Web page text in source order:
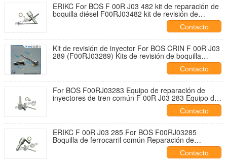
ERIKC For BOS F 00R J03 482 kit de reparación de
boquilla diésel F00RJ03482 kit de revisión de
inyector de combustible F00R J03 482
Contacto
Kit de revisión de inyector For BOS CRIN F 00R J03
289 (F00RJ03289) Kits de revisión de boquilla
Contacto
For BOS F00RJ03283 Equipo de reparación de
inyectores de tren común F 00R J03 283 Equipo de
reparación de motores diesel F00R J03 283
Contacto
ERIKC F 00R J03 285 For BOS F00RJ03285
Boquilla de ferrocarril común Reparación de
Contacto